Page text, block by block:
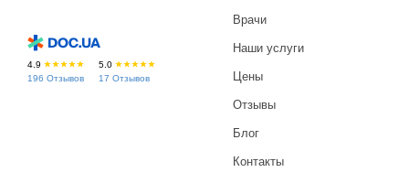
4.9
196 Отзывов
5.0
17 Отзывов
Врачи
Наши услуги
Цены
Отзывы
Блог
Контакты